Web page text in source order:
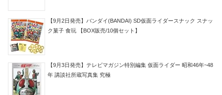
【9月2日発売】バンダイ(BANDAI) SD仮面ライダースナック スナッ
ク菓子 食玩 【BOX販売/10個セット】
【9月3日発売】テレビマガジン特別編集 仮面ライダー 昭和46年~48
年 講談社所蔵写真集 究極